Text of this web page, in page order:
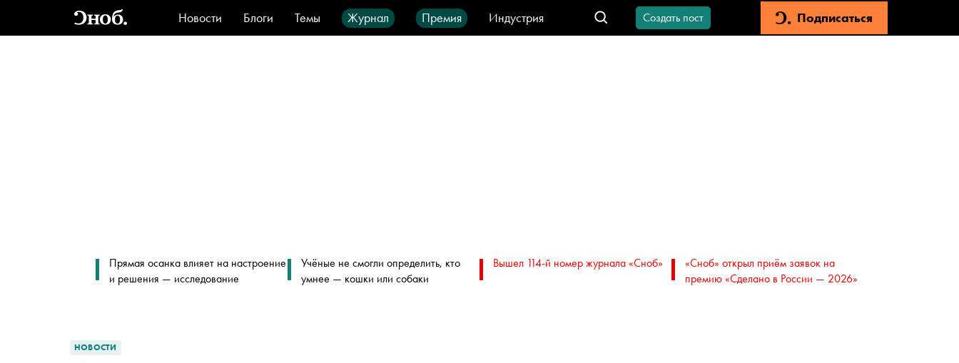
Новости Блоги Темы Журнал Премия
Индустрия
Стиль
Видео Город IT-продукты
Создать пост Подписаться
Прямая осанка влияет на настроение
и решения — исследование
Учёные не смогли определить, кто
умнее — кошки или собаки
Вышел 114-й номер журнала «Сноб»
«Сноб» открыл приём заявок на
премию «Сделано в России — 2026»
НОВОСТИ